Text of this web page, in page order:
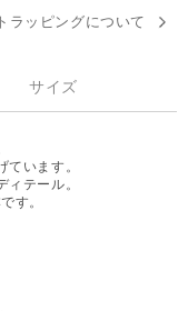
ラッピングについて
サイズ
います。
テール。
す。